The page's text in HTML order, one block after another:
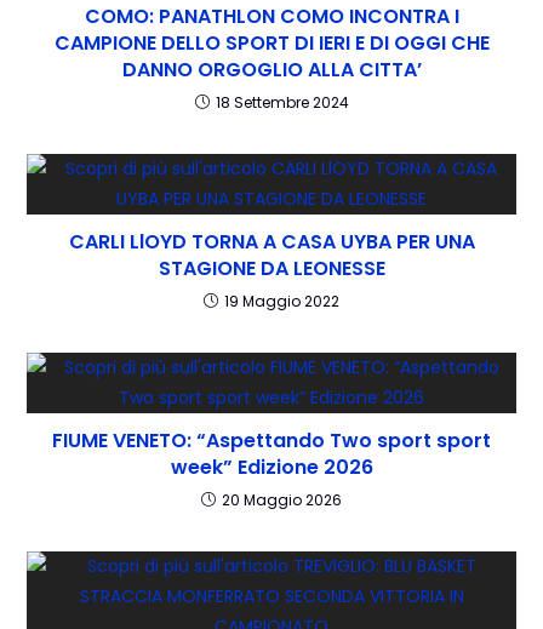
COMO: PANATHLON COMO INCONTRA I
CAMPIONE DELLO SPORT DI IERI E DI OGGI CHE
DANNO ORGOGLIO ALLA CITTA’
18 Settembre 2024
CARLI LlOYD TORNA A CASA UYBA PER UNA
STAGIONE DA LEONESSE
19 Maggio 2022
FIUME VENETO: “Aspettando Two sport sport
week” Edizione 2026
20 Maggio 2026